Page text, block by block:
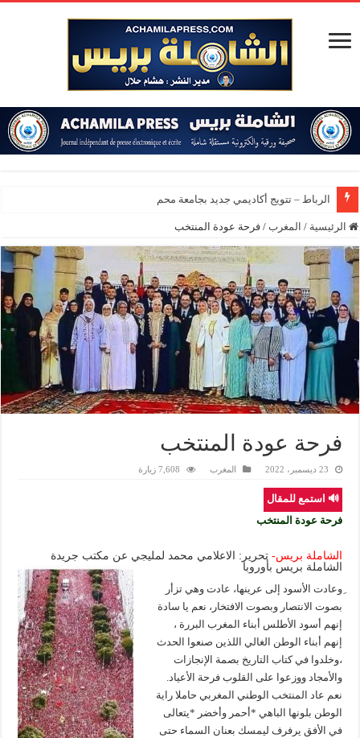
الرباط – تتويج أكاديمي جديد بجامعة محمد الخامس
الرئيسية / المغرب / فرحة عودة المنتخب
فرحة عودة المنتخب
23 ديسمبر، 2022 المغرب 7,608 زيارة
🔊 استمع للمقال
فرحة عودة المنتخب
الشاملة بريس- تحرير: الاعلامي محمد لمليجي عن مكتب جريدة
الشاملة بريس بأوروبا
ِوعادت الأسود إلى عرينها، عادت وهي تزأر
بصوت الانتصار وبصوت الافتخار، نعم يا سادة
إنهم أسود الأطلس أبناء المغرب البررة ،
إنهم أبناء الوطن الغالي اللذين صنعوا الحدث
،وخلدوا في كتاب التاريخ بصمة الإنجازات
والأمجاد ووزعوا على القلوب فرحة الأعياد.
نعم عاد المنتخب الوطني المغربي حاملا راية
الوطن بلونها الباهي *أحمر وأخضر *يتعالى
في الأفق يرفرف ليمسك بعنان السماء حتى